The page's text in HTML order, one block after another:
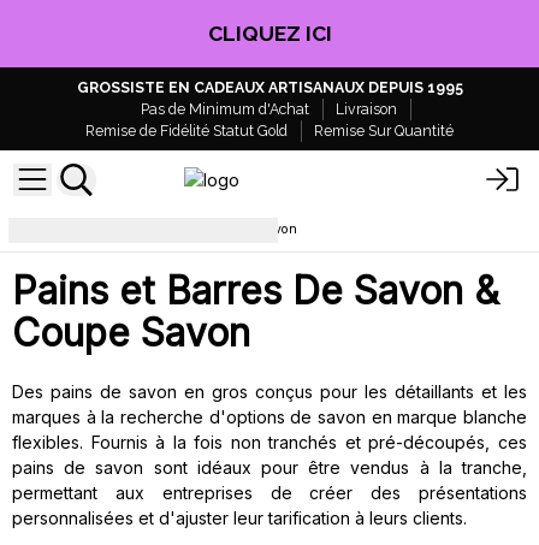
CLIQUEZ ICI
GROSSISTE EN CADEAUX ARTISANAUX DEPUIS 1995
Pas de Minimum d'Achat
Livraison
Remise de Fidélité Statut Gold
Remise Sur Quantité
Pains de savon
Pains et Barres De Savon &
Coupe Savon
Des pains de savon en gros conçus pour les détaillants et les
marques à la recherche d'options de savon en marque blanche
flexibles. Fournis à la fois non tranchés et pré-découpés, ces
pains de savon sont idéaux pour être vendus à la tranche,
permettant aux entreprises de créer des présentations
personnalisées et d'ajuster leur tarification à leurs clients.